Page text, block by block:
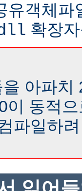
유객체파
확장
아파치
이 동적
파일하